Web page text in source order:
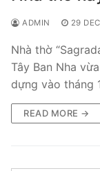
ADMIN 29
Nhà thờ
Tây Ban Nha
dựng vào tháng
READ MORE →